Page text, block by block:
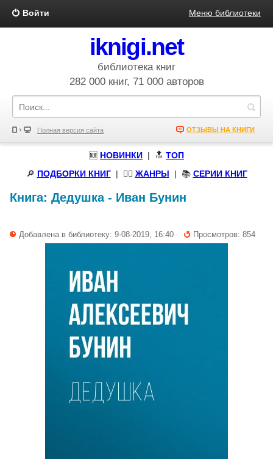
Войти Меню библиотеки
iknigi.net
библиотека книг
282 000 книг, 71 000 авторов
Полная версия сайта ОТЗЫВЫ НА КНИГИ
🆕 НОВИНКИ | 🔝 ТОП
🔎 ПОДБОРКИ КНИГ| 🧝‍♀️ ЖАНРЫ | 📚 СЕРИИ КНИГ
Книга: Дедушка- Иван Бунин
Добавлена в библиотеку: 9-08-2019, 16:40 Просмотров: 854